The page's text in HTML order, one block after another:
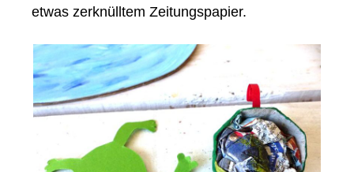
etwas zerknülltem Zeitungspapier.